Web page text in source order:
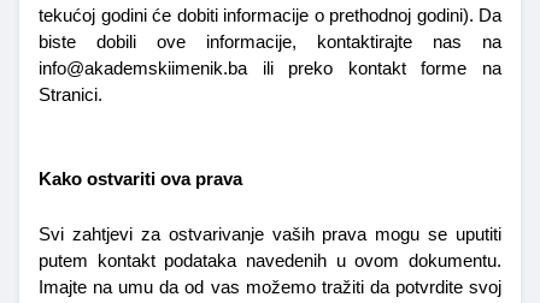
tekućoj godini će dobiti informacije o prethodnoj godini). Da
biste dobili ove informacije, kontaktirajte nas na
info@akademskiimenik.ba ili preko kontakt forme na
Stranici.
Kako ostvariti ova prava
Svi zahtjevi za ostvarivanje vaših prava mogu se uputiti
putem kontakt podataka navedenih u ovom dokumentu.
Imajte na umu da od vas možemo tražiti da potvrdite svoj